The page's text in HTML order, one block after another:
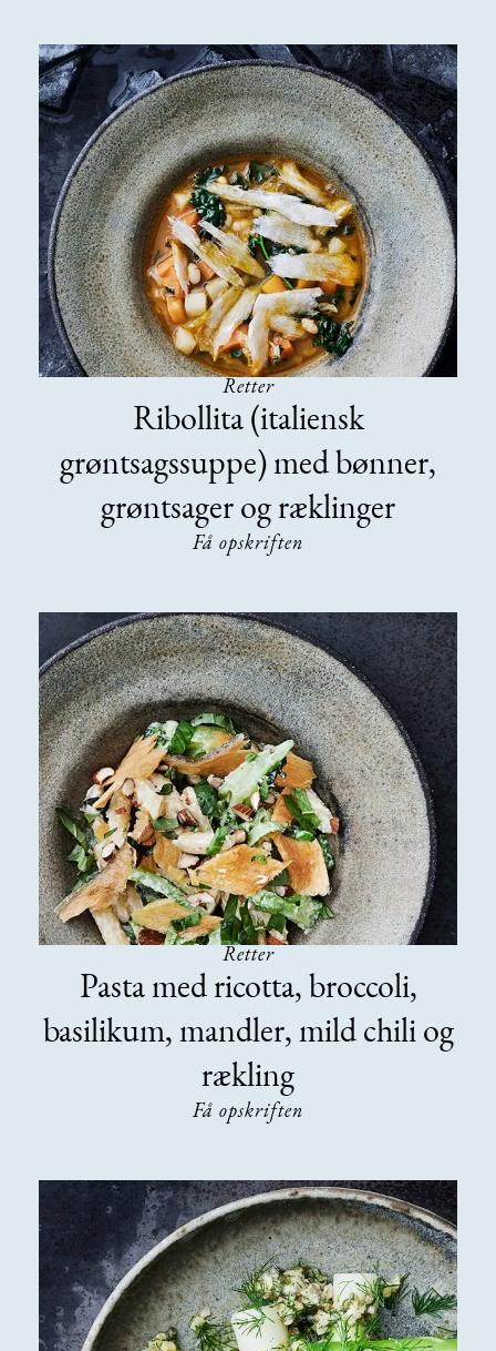
Retter
Ribollita (italiensk
grøntsagssuppe) med bønner,
grøntsager og ræklinger
Få opskriften
Retter
Pasta med ricotta, broccoli,
basilikum, mandler, mild chili og
rækling
Få opskriften